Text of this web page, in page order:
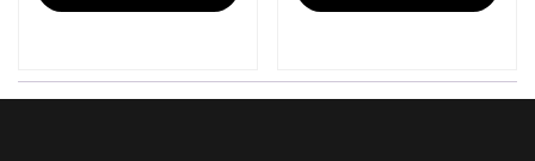
$12,581.03.
$11,794.83.
$5,577.59.